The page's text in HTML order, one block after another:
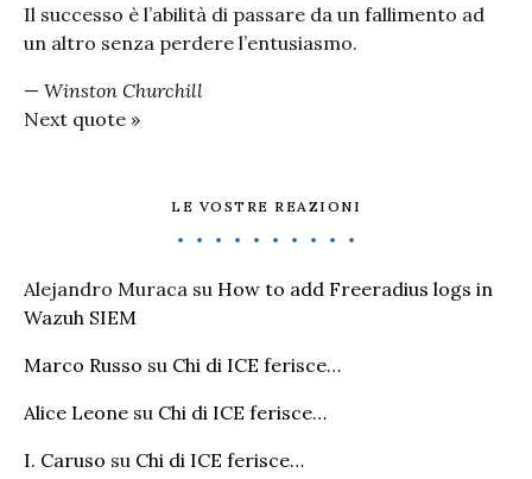
Il successo è l’abilità di passare da un fallimento ad
un altro senza perdere l’entusiasmo.
— Winston Churchill
Next quote »
LE VOSTRE REAZIONI
Alejandro Muraca su How to add Freeradius logs in
Wazuh SIEM
Marco Russo su Chi di ICE ferisce…
Alice Leone su Chi di ICE ferisce…
I. Caruso su Chi di ICE ferisce…